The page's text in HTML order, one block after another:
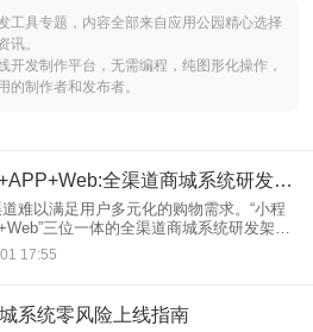
工具专题，内容全部来自应用公园精心选择
讯。
开发制作平台，无需编程，纯图形化操作，
的制作者和发布者。
小程序+APP+Web:全渠道商城系统研发架构
难以满足用户多元化的购物需求。“小程
三位一体的全渠道商城系统研发架
企业构建无缝购物体验、最大化触达用
略。一套高效协同的商城系统研发架
17:55
系统零风险上线指南